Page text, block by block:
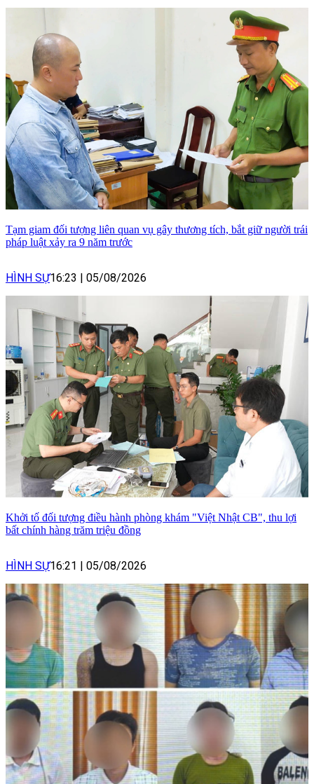
Tạm giam đối tượng liên quan vụ gây thương tích, bắt giữ người trái
pháp luật xảy ra 9 năm trước
HÌNH SỰ16:23 | 05/08/2026
Khởi tố đối tượng điều hành phòng khám "Việt Nhật CB", thu lợi
bất chính hàng trăm triệu đồng
HÌNH SỰ16:21 | 05/08/2026